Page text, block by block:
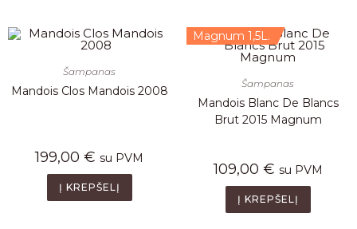
Šampanas
Mandois Clos Mandois 2008
199,00 € su PVM
Į KREPŠELĮ
Magnum 1,5L.
Šampanas
Mandois Blanc De Blancs
Brut 2015 Magnum
109,00 € su PVM
Į KREPŠELĮ